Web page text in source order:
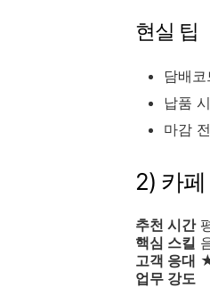
현실 팁
담배
납품
마감 전
2) 카
추천 시간
핵심 스킬
고객 응대
업무 강도